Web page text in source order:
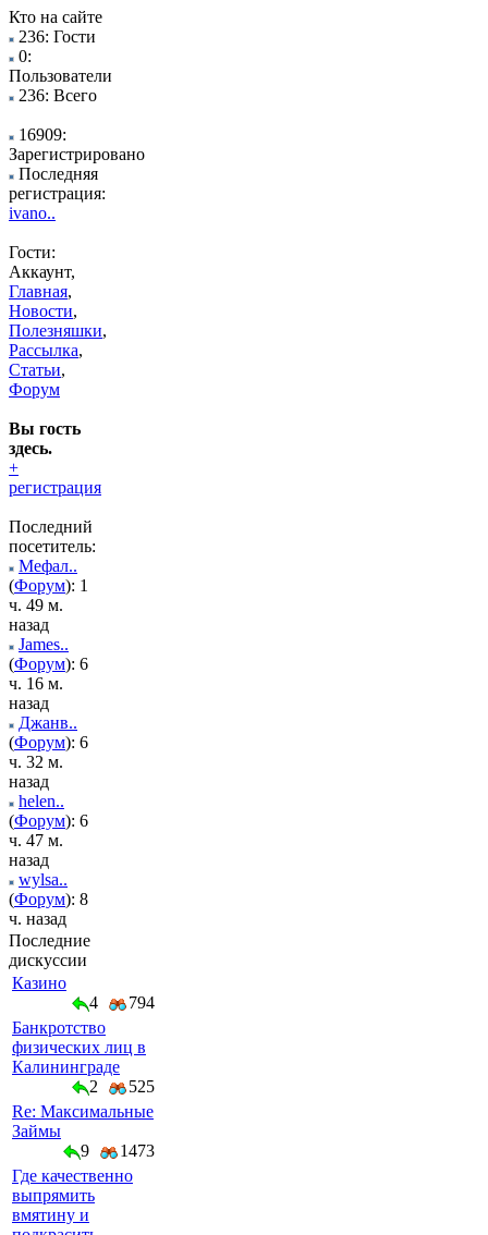
Кто на сайте
236: Гости
0:
Пользователи
236: Всего
16909:
Зарегистрировано
Последняя
регистрация:
ivano..
Гости:
Аккаунт,
Главная,
Новости,
Полезняшки,
Рассылка,
Статьи,
Форум
Вы гость
здесь.
+
регистрация
Последний
посетитель:
Мефал..
(Форум): 1
ч. 49 м.
назад
James..
(Форум): 6
ч. 16 м.
назад
Джанв..
(Форум): 6
ч. 32 м.
назад
helen..
(Форум): 6
ч. 47 м.
назад
wylsa..
(Форум): 8
ч. назад
Последние
дискуссии
Казино
4
794
Банкротство
физических лиц в
Калининграде
2
525
Re: Максимальные
Займы
9
1473
Где качественно
выпрямить
вмятину и